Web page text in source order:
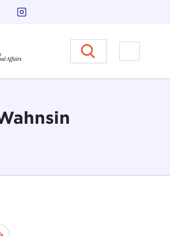
Carnegie Council sobre Ética
Abrir el